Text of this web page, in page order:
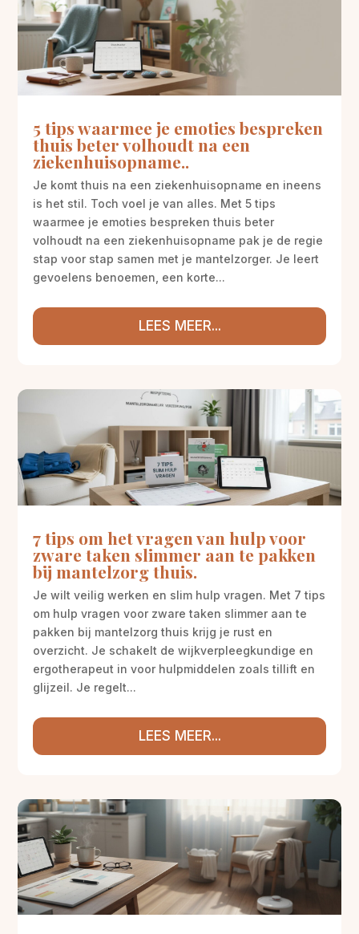
5 tips waarmee je emoties bespreken
thuis beter volhoudt na een
ziekenhuisopname..
Je komt thuis na een ziekenhuisopname en ineens
is het stil. Toch voel je van alles. Met 5 tips
waarmee je emoties bespreken thuis beter
volhoudt na een ziekenhuisopname pak je de regie
stap voor stap samen met je mantelzorger. Je leert
gevoelens benoemen, een korte...
LEES MEER...
7 tips om het vragen van hulp voor
zware taken slimmer aan te pakken
bij mantelzorg thuis.
Je wilt veilig werken en slim hulp vragen. Met 7 tips
om hulp vragen voor zware taken slimmer aan te
pakken bij mantelzorg thuis krijg je rust en
overzicht. Je schakelt de wijkverpleegkundige en
ergotherapeut in voor hulpmiddelen zoals tillift en
glijzeil. Je regelt...
LEES MEER...